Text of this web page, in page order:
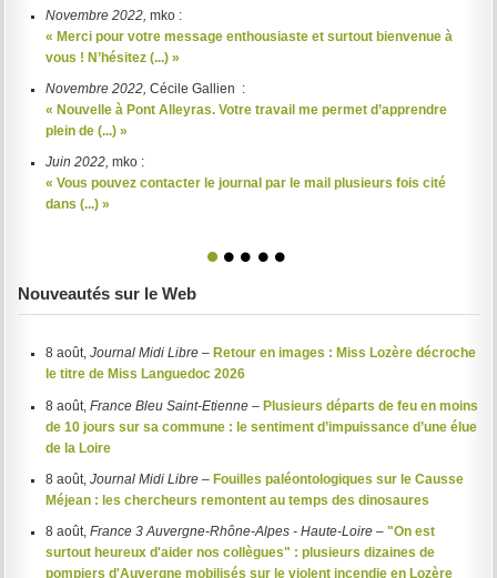
Novembre 2022, mko :
« Merci pour votre message enthousiaste et surtout bienvenue à
vous ! N’hésitez (...) »
Novembre 2022, Cécile Gallien :
« Nouvelle à Pont Alleyras. Votre travail me permet d’apprendre
plein de (...) »
Juin 2022, mko :
« Vous pouvez contacter le journal par le mail plusieurs fois cité
dans (...) »
1 2 3 4 5
Nouveautés sur le Web
8 août, Journal Midi Libre – Retour en images : Miss Lozère décroche
le titre de Miss Languedoc 2026
8 août, France Bleu Saint-Etienne– Plusieurs départs de feu en moins
de 10 jours sur sa commune : le sentiment d’impuissance d’une élue
de la Loire
8 août, Journal Midi Libre – Fouilles paléontologiques sur le Causse
Méjean : les chercheurs remontent au temps des dinosaures
8 août, France 3 Auvergne-Rhône-Alpes - Haute-Loire– "On est
surtout heureux d'aider nos collègues" : plusieurs dizaines de
pompiers d'Auvergne mobilisés sur le violent incendie en Lozère